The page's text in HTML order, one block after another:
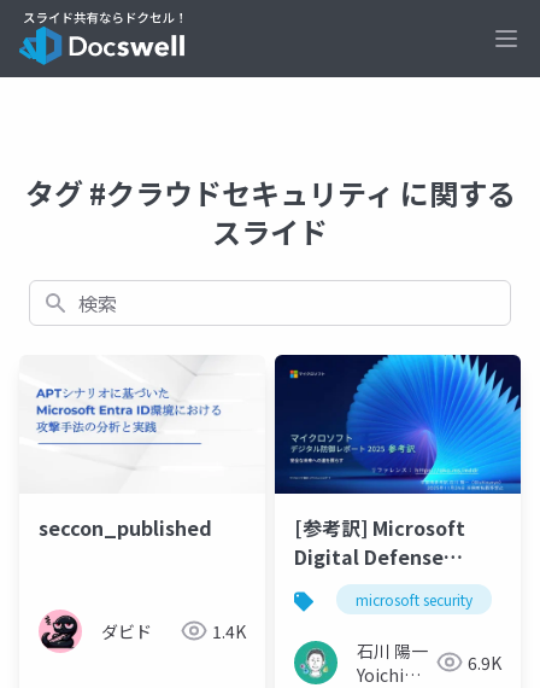
タグ #クラウドセキュリティ に関する
スライド
検索
seccon_published
ダビド 1.4K
[参考訳] Microsoft
Digital Defense
Report 2025 / マイク
ロソフト デジタル防御
レポート 2025
microsoft security
石川 陽一
Yoichi
6.9K